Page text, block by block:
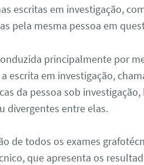
escritas em investigação,
pela mesma pessoa em
principalmente por
escrita em investigação,
da pessoa sob
divergentes entre elas.
de todos os exames
que apresenta os